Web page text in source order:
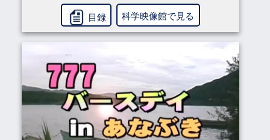
目録 科学映像館で見る